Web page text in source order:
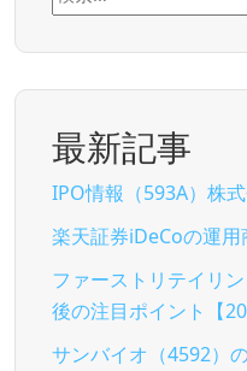
索:
最新記事
IPO情報（593A）株
楽天証券iDeCoの運
ファーストリテイリ
後の注目ポイント【
サンバイオ（4592）